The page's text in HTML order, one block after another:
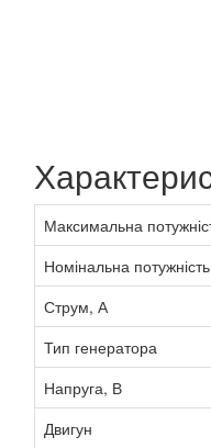
Максимальна
Номінальна потужність
Струм, А
Тип генератора
Напруга, В
Двигун